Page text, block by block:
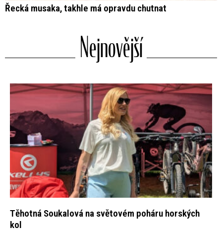
Řecká musaka, takhle má opravdu chutnat
Nejnovější
Těhotná Soukalová na světovém poháru horských
kol